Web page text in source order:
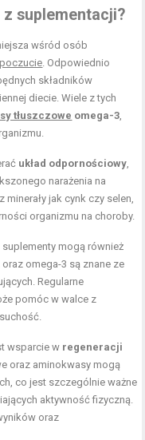
suplementacji?
wśród osób
. Odpowiednio
składników
diecie. Wiele z tych
tłuszczowe omega-3
układ odpornościowy
narażenia na
jak cynk czy selen,
organizmu na choroby.
mogą również
oraz omega-3 są znane ze
Regularne
pomóc w walce z
wsparcie w regeneracji
oraz aminokwasy mogą
co jest szczególnie ważne
aktywność fizyczną.
oraz